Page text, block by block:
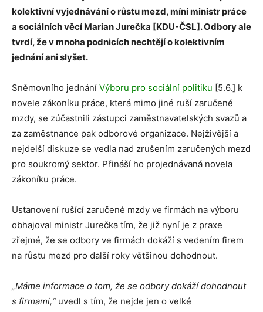
kolektivní vyjednávání o růstu mezd, míní ministr práce
a sociálních věcí Marian Jurečka [KDU-ČSL]. Odbory ale
tvrdí, že v mnoha podnicích nechtějí o kolektivním
jednání ani slyšet.
Sněmovního jednání Výboru pro sociální politiku [5.6.] k
novele zákoníku práce, která mimo jiné ruší zaručené
mzdy, se zúčastnili zástupci zaměstnavatelských svazů a
za zaměstnance pak odborové organizace. Nejživější a
nejdelší diskuze se vedla nad zrušením zaručených mezd
pro soukromý sektor. Přináší ho projednávaná novela
zákoníku práce.
Ustanovení rušící zaručené mzdy ve firmách na výboru
obhajoval ministr Jurečka tím, že již nyní je z praxe
zřejmé, že se odbory ve firmách dokáží s vedením firem
na růstu mezd pro další roky většinou dohodnout.
„Máme informace o tom, že se odbory dokáží dohodnout
s firmami,“uvedl s tím, že nejde jen o velké